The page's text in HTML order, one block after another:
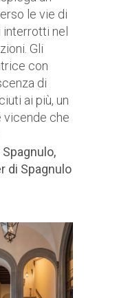
le vie di
interrotti nel
Gli
con
di
ai più, un
che
di Spagnulo